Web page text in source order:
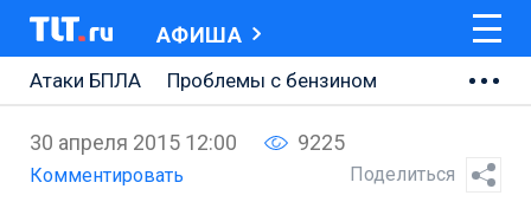
АФИША
Атаки БПЛА
Проблемы с бензином
Ремонт Центральной площади
30 апреля 2015 12:00 9225
Комментировать Поделиться